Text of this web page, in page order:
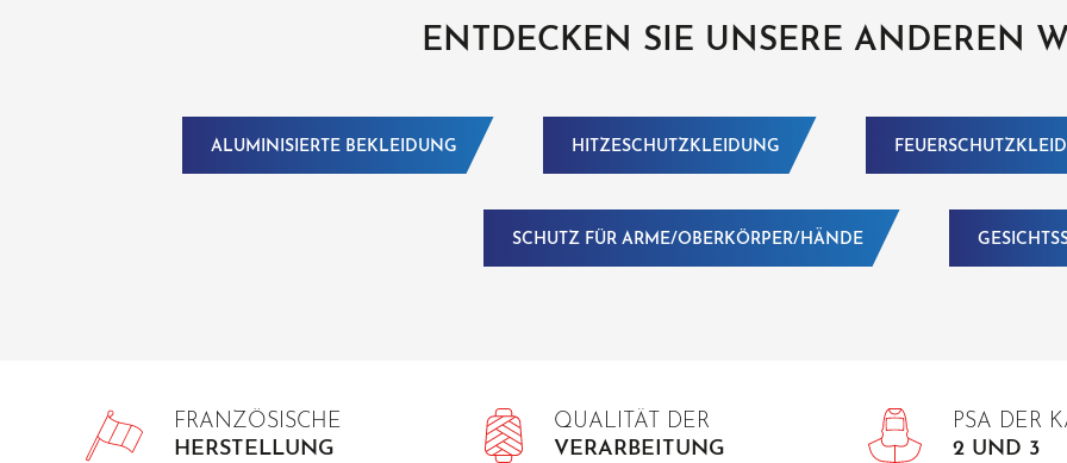
ENTDECKEN SIE UNSERE ANDEREN
ALUMINISIERTE BEKLEIDUNG HITZESCHUTZKLEIDUNG
SCHUTZ FÜR ARME/OBERKÖRPER/HÄNDE
FRANZÖSISCHE
HERSTELLUNG
QUALITÄT DER
VERARBEITUNG
PSA DER
2 UND 3